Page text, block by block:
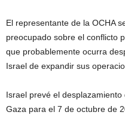
El representante de la OCHA
preocupado sobre el conflicto
que probablemente ocurra
Israel de expandir sus
Israel prevé el
Gaza para el 7 de octubre de